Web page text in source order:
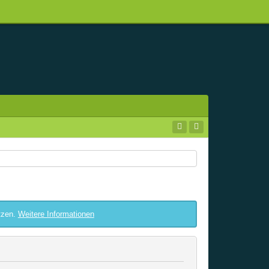
Weitere Informationen